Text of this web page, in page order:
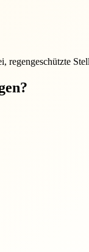
regengeschützte